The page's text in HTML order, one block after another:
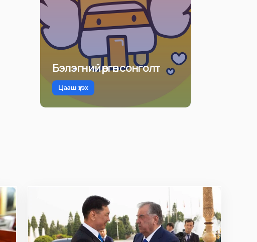
Бэлэгний өргөн сонголт
Цааш үзэх